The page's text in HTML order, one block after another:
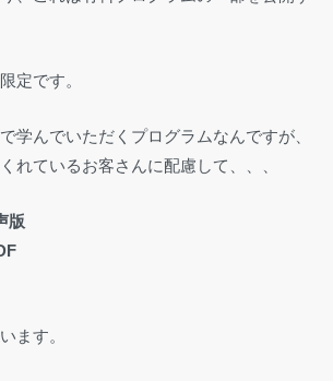
定です。
学んでいただくプログラムなんですが、
れているお客さんに配慮して、、、
版
ます。